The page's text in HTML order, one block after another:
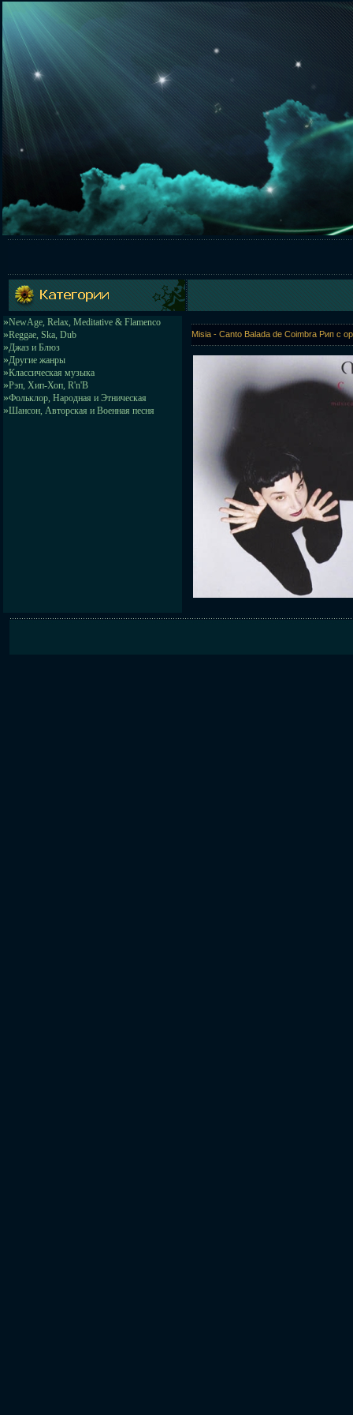
»NewAge, Relax, Meditative & Flamenco
»Reggae, Ska, Dub
»Джаз и Блюз
»Другие жанры
»Классическая музыка
»Рэп, Хип-Хоп, R'n'B
»Фольклор, Народная и Этническая
»Шансон, Авторская и Военная песня
Misia - Canto Balada de Coimbra Рип с